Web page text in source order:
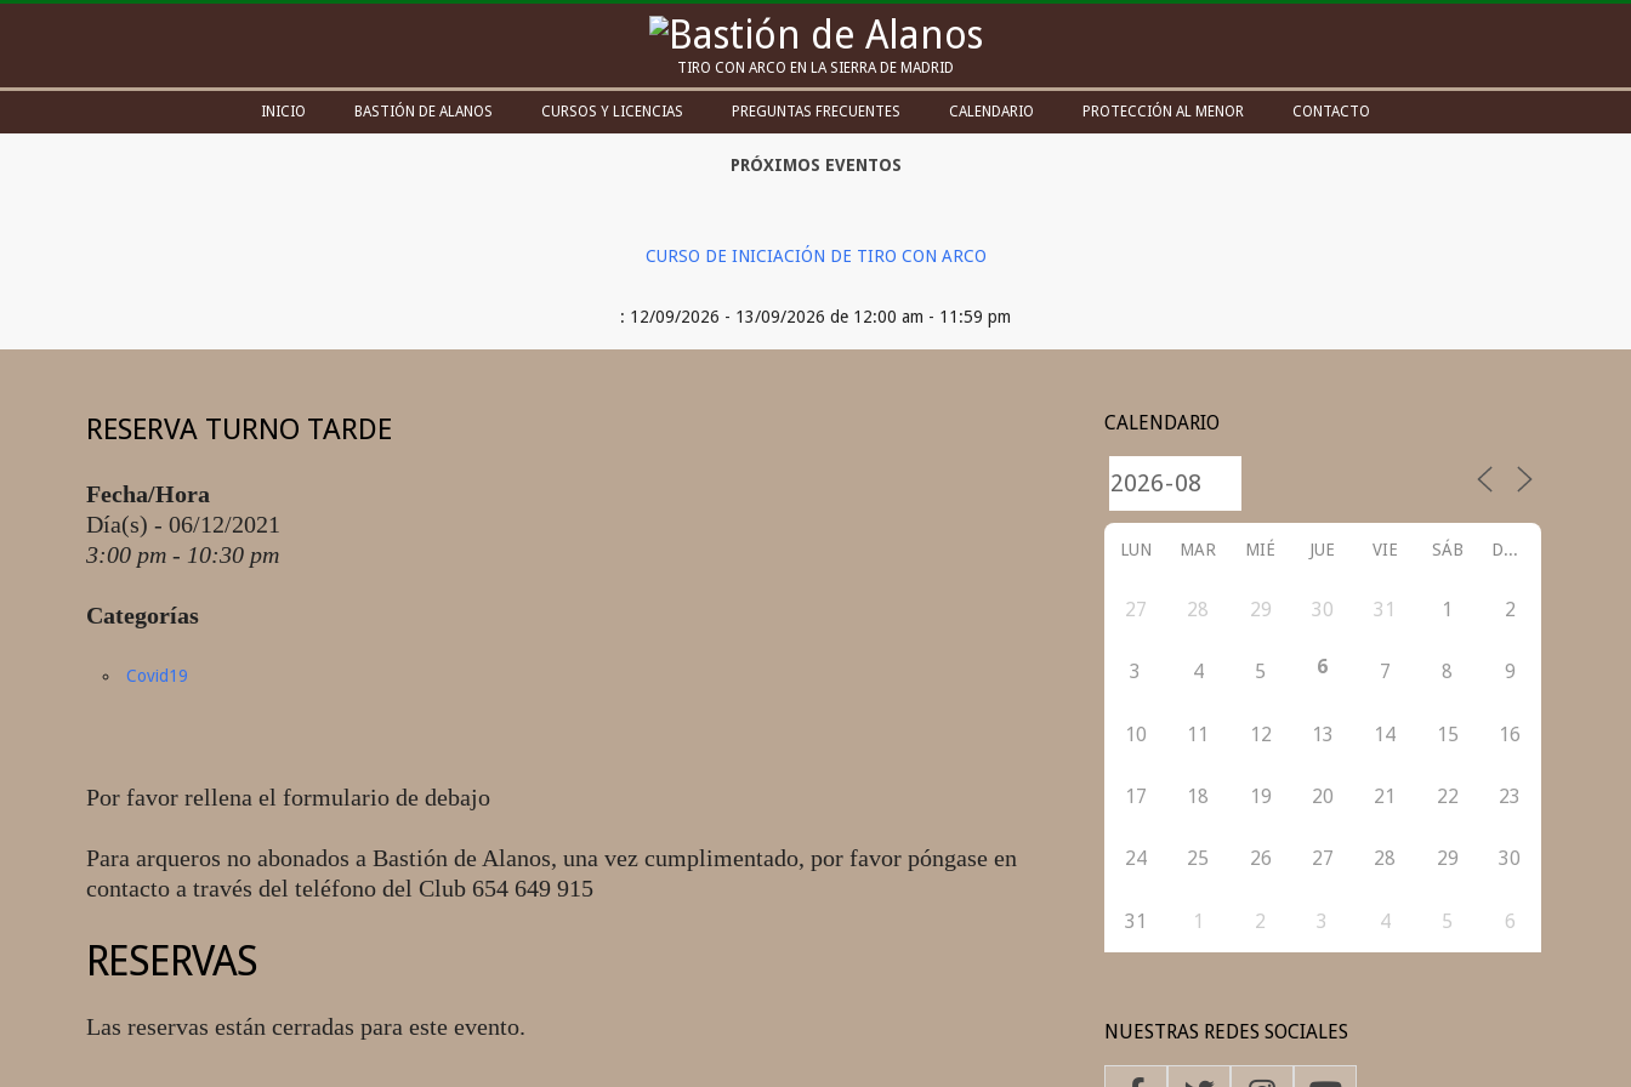
Bastión
de
Alanos
TIRO CON ARCO EN LA SIERRA DE MADRID
Navigation
INICIO BASTIÓN DE ALANOS CURSOS Y LICENCIAS PREGUNTAS FRECUENTES CALENDARIO PROTECCIÓN AL MENOR CONTACTO
PRÓXIMOS EVENTOS
CURSO DE INICIACIÓN DE TIRO CON ARCO
: 12/09/2026 - 13/09/2026 de 12:00 am - 11:59 pm
RESERVA TURNO TARDE
Fecha/Hora
Día(s) - 06/12/2021
3:00 pm - 10:30 pm
Categorías
Covid19
Por favor rellena el formulario de debajo
Para arqueros no abonados a Bastión de Alanos, una vez cumplimentado, por favor póngase en
contacto a través del teléfono del Club 654 649 915
RESERVAS
Las reservas están cerradas para este evento.
CALENDARIO
LUN MAR MIÉ JUE VIE SÁB DOM
27 28 29 30 31 1 2
3 4 5 6 7 8 9
10 11 12 13 14 15 16
17 18 19 20 21 22 23
24 25 26 27 28 29 30
31 1 2 3 4 5 6
NUESTRAS REDES SOCIALES